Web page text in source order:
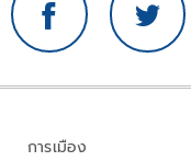
การเมือง